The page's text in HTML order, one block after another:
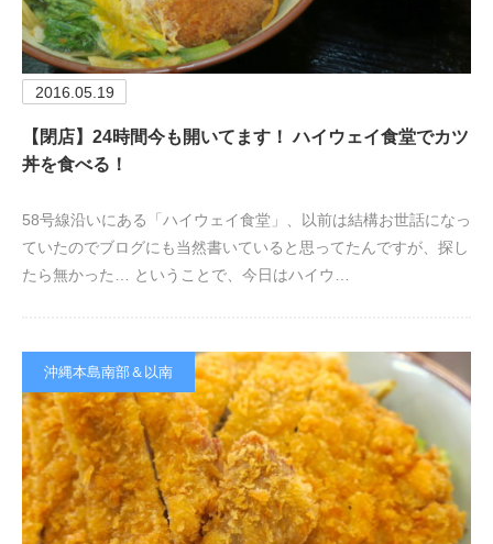
2016.05.19
【閉店】24時間今も開いてます！ ハイウェイ食堂でカツ
丼を食べる！
58号線沿いにある「ハイウェイ食堂」、以前は結構お世話になっ
ていたのでブログにも当然書いていると思ってたんですが、探し
たら無かった… ということで、今日はハイウ…
沖縄本島南部＆以南